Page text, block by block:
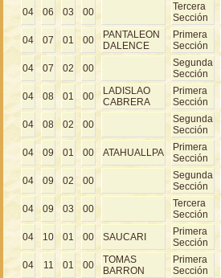
04 06 03 00
Tercera
Sección
04 07 01 00
PANTALEON
DALENCE
Primera
Sección
04 07 02 00
Segunda
Sección
04 08 01 00
LADISLAO
CABRERA
Primera
Sección
04 08 02 00
Segunda
Sección
04 09 01 00 ATAHUALLPA
Primera
Sección
04 09 02 00
Segunda
Sección
04 09 03 00
Tercera
Sección
04 10 01 00 SAUCARI
Primera
Sección
04 11 01 00
TOMAS
BARRON
Primera
Sección